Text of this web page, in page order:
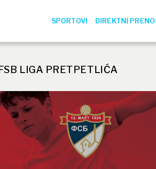
SPORTOVI DIREKTNI
LIGA PRETPETLIĆA